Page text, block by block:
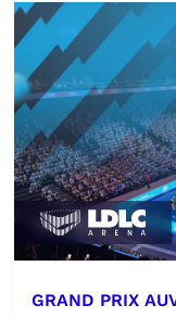
GRAND PRIX